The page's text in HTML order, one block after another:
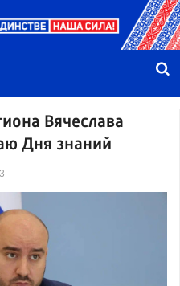
Вячеслава
Дня знаний